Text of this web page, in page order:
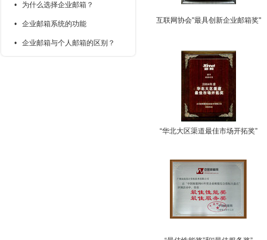
• 为什么选择企业邮箱？
• 企业邮箱系统的功能
• 企业邮箱与个人邮箱的区别？
互联网协会"最具创新企业邮箱奖"
“华北大区渠道最佳市场开拓奖”